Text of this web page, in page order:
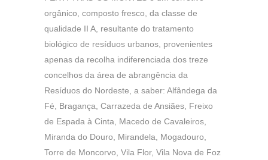
orgânico, composto fresco, da classe de
qualidade II A, resultante do tratamento
biológico de resíduos urbanos, provenientes
apenas da recolha indiferenciada dos treze
concelhos da área de abrangência da
Resíduos do Nordeste, a saber: Alfândega da
Fé, Bragança, Carrazeda de Ansiães, Freixo
de Espada à Cinta, Macedo de Cavaleiros,
Miranda do Douro, Mirandela, Mogadouro,
Torre de Moncorvo, Vila Flor, Vila Nova de Foz